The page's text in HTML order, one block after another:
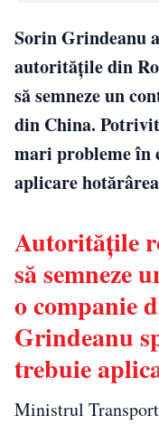
Sorin Grindeanu
autoritățile din
să semneze un
din China.
mari probleme în
aplicare
Autoritățile
să semneze
o companie
Grindeanu
trebuie
Ministrul